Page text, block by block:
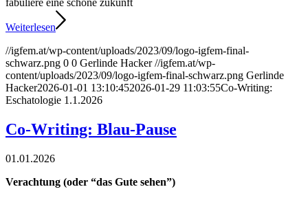
fabuliere eine schöne zukunft
Weiterlesen
//igfem.at/wp-content/uploads/2023/09/logo-igfem-final-
schwarz.png 0 0 Gerlinde Hacker //igfem.at/wp-
content/uploads/2023/09/logo-igfem-final-schwarz.png Gerlinde
Hacker2026-01-01 13:10:452026-01-29 11:03:55Co-Writing:
Eschatologie 1.1.2026
Co-Writing: Blau-Pause
01.01.2026
Verachtung (oder “das Gute sehen”)